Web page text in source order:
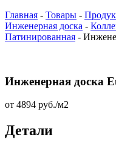
Главная - Товары -
Инженерная доска -
Патинированная -
Инженерная доска
от 4894 руб./м2
Детали